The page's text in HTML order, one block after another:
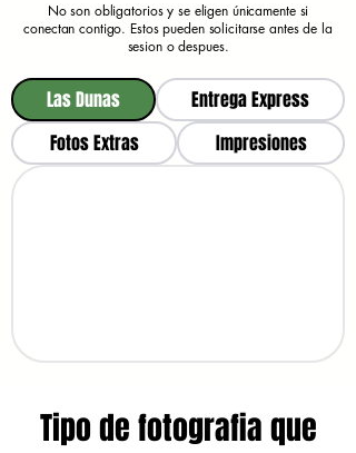
No son obligatorios y se eligen únicamente si
conectan contigo. Estos pueden solicitarse antes de la
sesion o despues.
Las Dunas
Entrega Express
Fotos Extras
Impresiones
Tipo de fotografia que